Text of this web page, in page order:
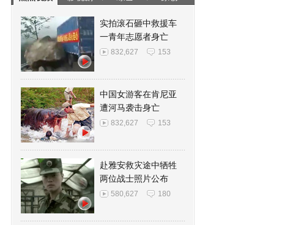
实拍滚石砸中救援车
一青年志愿者身亡
832,627 153
中国女游客在肯尼亚
遭河马袭击身亡
832,627 153
赴雅安救灾途中牺牲
两位战士照片公布
580,627 180